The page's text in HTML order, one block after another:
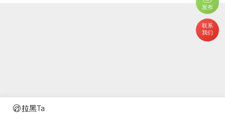
拉黑Ta
发布
联系
我们
25-7-2026 15:05
12-7-2026 14:42